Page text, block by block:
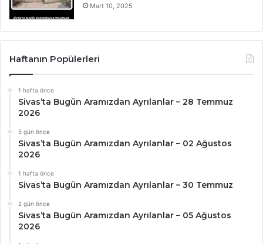
Mart 10, 2025
Haftanın Popülerleri
1 hafta önce
Sivas’ta Bugün Aramızdan Ayrılanlar – 28 Temmuz
2026
5 gün önce
Sivas’ta Bugün Aramızdan Ayrılanlar – 02 Ağustos
2026
1 hafta önce
Sivas’ta Bugün Aramızdan Ayrılanlar – 30 Temmuz
2 gün önce
Sivas’ta Bugün Aramızdan Ayrılanlar – 05 Ağustos
2026